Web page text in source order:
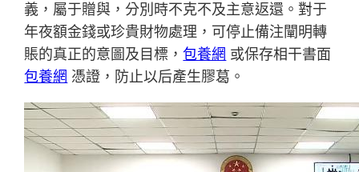
義，屬于贈與，分別時不克不及主意返還。對于
年夜額金錢或珍貴財物處理，可停止備注闡明轉
賬的真正的意圖及目標，包養網 或保存相干書面
包養網 憑證，防止以后產生膠葛。